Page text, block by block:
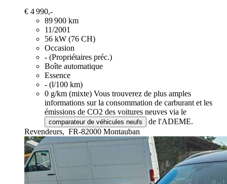
€ 4 990,-
89 900 km
11/2001
56 kW (76 CH)
Occasion
- (Propriétaires préc.)
Boîte automatique
Essence
- (l/100 km)
0 g/km (mixte) Vous trouverez de plus amples
informations sur la consommation de carburant et les
émissions de CO2 des voitures neuves via le
comparateur de véhicules neufs
de l'ADEME.
Revendeurs, FR-82000 Montauban